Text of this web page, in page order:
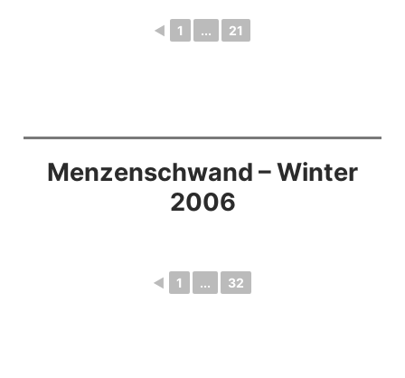
◄ 1 ... 21
Menzenschwand – Winter
2006
◄ 1 ... 32